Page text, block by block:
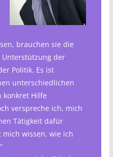
brauchen sie die
der
Politik. Es ist
unterschiedlichen
konkret Hilfe
verspreche ich, mich
Tätigkeit dafür
mich wissen, wie ich